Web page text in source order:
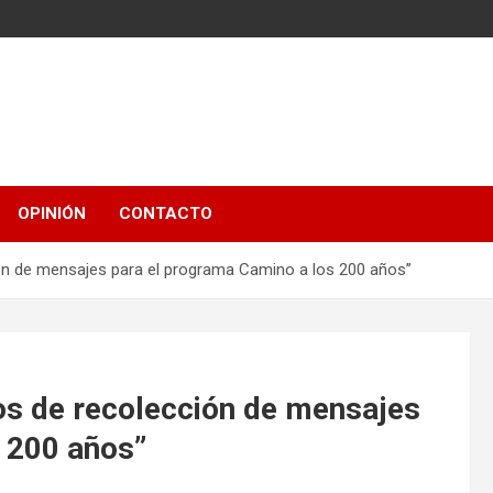
OPINIÓN CONTACTO
mensajes para el programa Camino a los 200 años”
de recolección de mensajes
años”